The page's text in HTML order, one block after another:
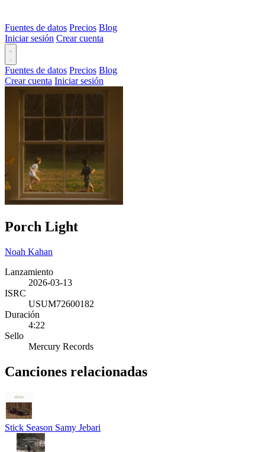
Fuentes de datos Precios Blog
Iniciar sesión Crear cuenta
Fuentes de datos Precios Blog
Crear cuenta Iniciar sesión
Porch Light
Noah Kahan
Lanzamiento
2026-03-13
ISRC
USUM72600182
Duración
4:22
Sello
Mercury Records
Canciones relacionadas
Stick Season Samy Jebari